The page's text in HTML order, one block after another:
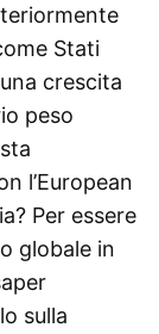
Stati
crescita
peso
l’European
Per essere
globale in
sulla